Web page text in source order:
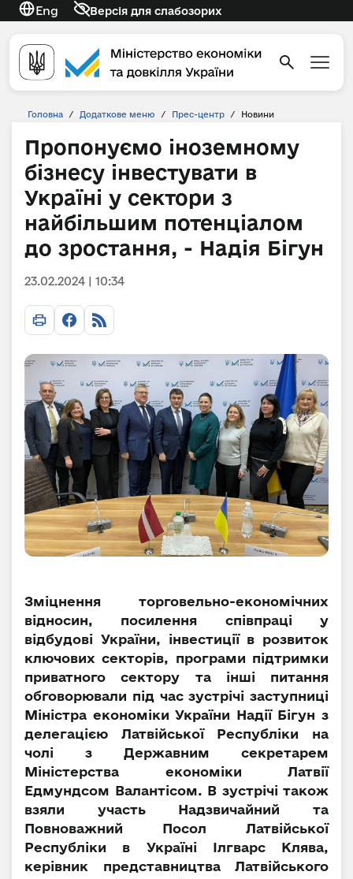
Eng Версія для слабозорих
Головна / Додаткове меню / Прес-центр / Новини
Пропонуємо іноземному
бізнесу інвестувати в
Україні у сектори з
найбільшим потенціалом
до зростання, - Надія Бігун
23.02.2024 | 10:34
Зміцнення торговельно-економічних
відносин, посилення співпраці у
відбудові України, інвестиції в розвиток
ключових секторів, програми підтримки
приватного сектору та інші питання
обговорювали під час зустрічі заступниці
Міністра економіки України Надії Бігун з
делегацією Латвійської Республіки на
чолі з Державним секретарем
Міністерства економіки Латвії
Едмундсом Валантісом. В зустрічі також
взяли участь Надзвичайний та
Повноважний Посол Латвійської
Республіки в Україні Ілгварс Клява,
керівник представництва Латвійського